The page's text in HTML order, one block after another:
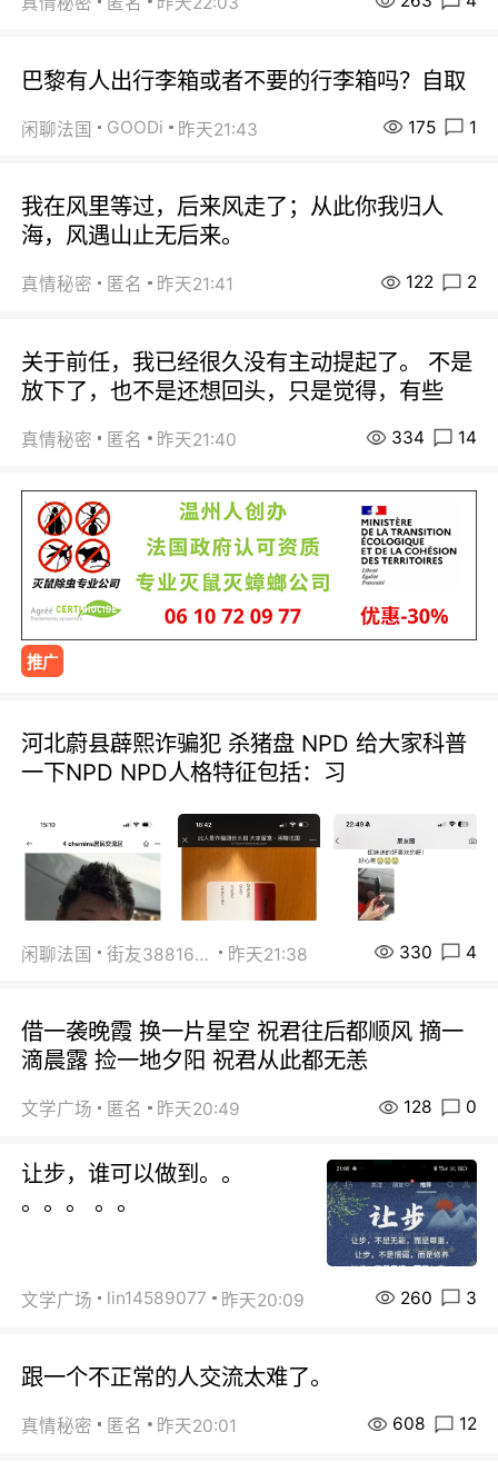
巴黎有人出行李箱或者不要的行李箱吗？自取
闲聊法国 GOODi 昨天21:43 175 1
我在风里等过，后来风走了；从此你我归人
海，风遇山止无后来。
真情秘密 匿名 昨天21:41 122 2
关于前任，我已经很久没有主动提起了。 不是
放下了，也不是还想回头，只是觉得，有些
真情秘密 匿名 昨天21:40 334 14
推广
河北蔚县薜熙诈骗犯 杀猪盘 NPD 给大家科普
一下NPD NPD人格特征包括：习
闲聊法国 街友38816967 昨天21:38 330 4
借一袭晚霞 换一片星空 祝君往后都顺风 摘一
滴晨露 捡一地夕阳 祝君从此都无恙
文学广场 匿名 昨天20:49 128 0
让步，谁可以做到。。
。。。 。。
文学广场 lin14589077 昨天20:09 260 3
跟一个不正常的人交流太难了。
真情秘密 匿名 昨天20:01 608 12